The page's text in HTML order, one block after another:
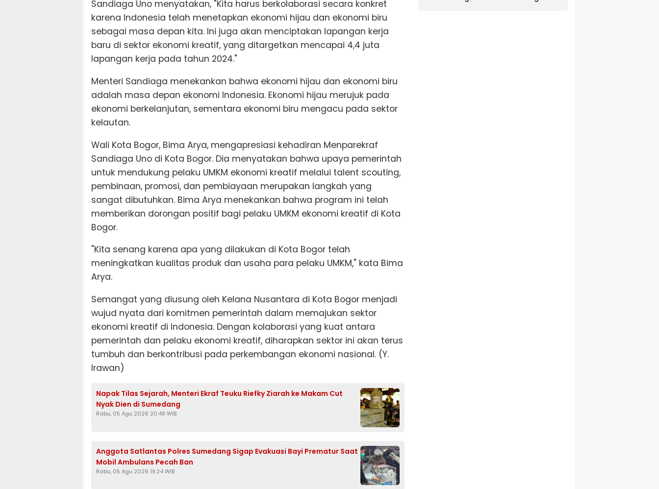
Sandiaga Uno menyatakan, "Kita harus berkolaborasi secara konkret
karena Indonesia telah menetapkan ekonomi hijau dan ekonomi biru
sebagai masa depan kita. Ini juga akan menciptakan lapangan kerja
baru di sektor ekonomi kreatif, yang ditargetkan mencapai 4,4 juta
lapangan kerja pada tahun 2024."
Menteri Sandiaga menekankan bahwa ekonomi hijau dan ekonomi biru
adalah masa depan ekonomi Indonesia. Ekonomi hijau merujuk pada
ekonomi berkelanjutan, sementara ekonomi biru mengacu pada sektor
kelautan.
Wali Kota Bogor, Bima Arya, mengapresiasi kehadiran Menparekraf
Sandiaga Uno di Kota Bogor. Dia menyatakan bahwa upaya pemerintah
untuk mendukung pelaku UMKM ekonomi kreatif melalui talent scouting,
pembinaan, promosi, dan pembiayaan merupakan langkah yang
sangat dibutuhkan. Bima Arya menekankan bahwa program ini telah
memberikan dorongan positif bagi pelaku UMKM ekonomi kreatif di Kota
Bogor.
"Kita senang karena apa yang dilakukan di Kota Bogor telah
meningkatkan kualitas produk dan usaha para pelaku UMKM," kata Bima
Arya.
Semangat yang diusung oleh Kelana Nusantara di Kota Bogor menjadi
wujud nyata dari komitmen pemerintah dalam memajukan sektor
ekonomi kreatif di Indonesia. Dengan kolaborasi yang kuat antara
pemerintah dan pelaku ekonomi kreatif, diharapkan sektor ini akan terus
tumbuh dan berkontribusi pada perkembangan ekonomi nasional. (Y.
Irawan)
Napak Tilas Sejarah, Menteri Ekraf Teuku Riefky Ziarah ke Makam Cut
Nyak Dien di Sumedang
Rabu, 05 Agu 2026 20:48 WIB
Anggota Satlantas Polres Sumedang Sigap Evakuasi Bayi Prematur Saat
Mobil Ambulans Pecah Ban
Rabu, 05 Agu 2026 19:24 WIB